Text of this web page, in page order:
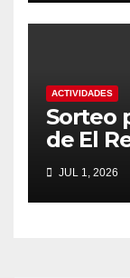
ACTIVIDADES
Sorteo
de El
Málaga
JUL 1, 2026